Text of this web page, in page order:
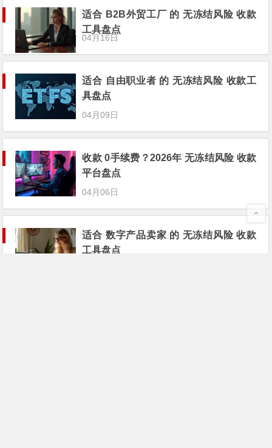
适合 B2B外贸工厂 的 无冻结风险 收款
工具盘点
04月16日
适合 自由职业者 的 无冻结风险 收款工
具盘点
04月09日
收款 0手续费？2026年 无冻结风险 收款
平台盘点
04月06日
适合 数字产品卖家 的 无冻结风险 收款
工具盘点